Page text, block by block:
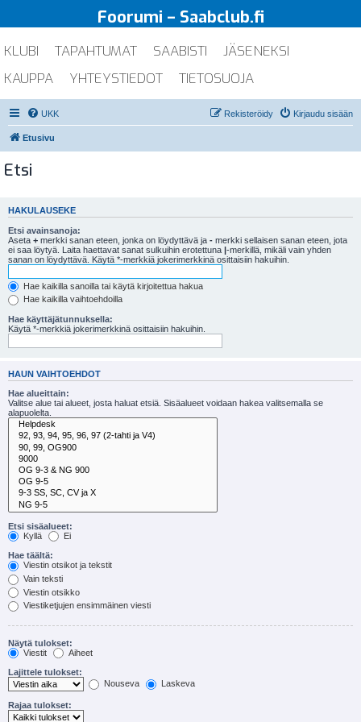
Foorumi – Saabclub.fi
KLUBI TAPAHTUMAT SAABISTI
JÄSENEKSI
KAUPPA
YHTEYSTIEDOT TIETOSUOJA
UKK Kirjaudu sisään
Rekisteröidy
Etusivu
Etsi
HAKULAUSEKE
Etsi avainsanoja:
Aseta + merkki sanan eteen, jonka on löydyttävä ja - merkki sellaisen sanan eteen, jota
ei saa löytyä. Laita haettavat sanat sulkuihin erotettuna |-merkillä, mikäli vain yhden
sanan on löydyttävä. Käytä *-merkkiä jokerimerkkinä osittaisiin hakuihin.
Hae kaikilla sanoilla tai käytä kirjoitettua hakua
Hae kaikilla vaihtoehdoilla
Hae käyttäjätunnuksella:
Käytä *-merkkiä jokerimerkkinä osittaisiin hakuihin.
HAUN VAIHTOEHDOT
Hae alueittain:
Valitse alue tai alueet, josta haluat etsiä. Sisäalueet voidaan hakea valitsemalla se
alapuolelta.
Etsi sisäalueet:
Kyllä
Ei
Hae täältä:
Viestin otsikot ja tekstit
Vain teksti
Viestin otsikko
Viestiketjujen ensimmäinen viesti
Näytä tulokset:
Viestit
Aiheet
Lajittele tulokset:
Nouseva
Laskeva
Rajaa tulokset: